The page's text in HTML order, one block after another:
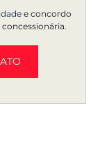
e concordo